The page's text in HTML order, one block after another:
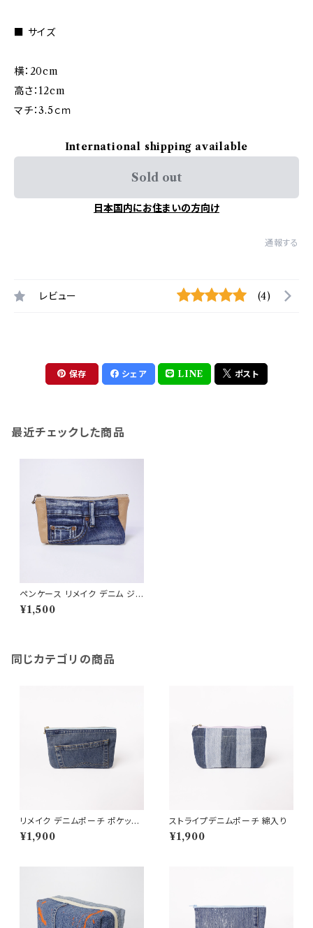
■ サイズ
横：20cm
高さ：12cm
マチ：3.5ｃｍ
International shipping available
Sold out
日本国内にお住まいの方向け
通報する
レビュー (4)
保存 シェア LINE ポスト
最近チェックした商品
ペンケース リメイク デニム ジ
ーンズ 一点物 RD177
¥1,500
同じカテゴリの商品
リメイク デニムポーチ ポケット
デザイン 市松裏地 クッション入
り
¥1,900
ストライプデニムポーチ 綿入り
¥1,900